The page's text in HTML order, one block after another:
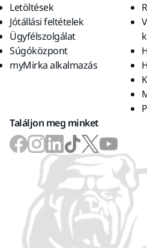
Letöltések
Jótállási feltételek
Ügyfélszolgálat
Súgóközpont
myMirka alkalmazás
Találjon meg minket